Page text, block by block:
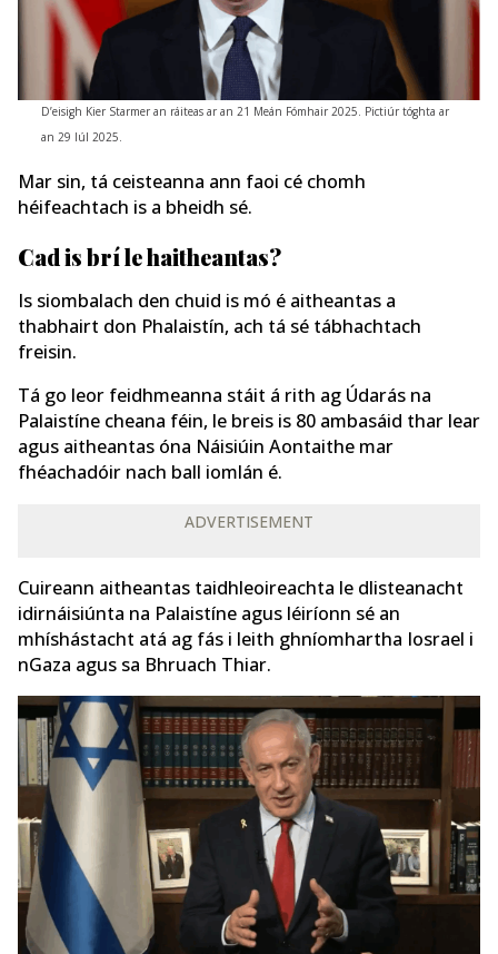
D’eisigh Kier Starmer an ráiteas ar an 21 Meán Fómhair 2025. Pictiúr tóghta ar
an 29 Iúl 2025.
Mar sin, tá ceisteanna ann faoi cé chomh
héifeachtach is a bheidh sé.
Cad is brí le haitheantas?
Is siombalach den chuid is mó é aitheantas a
thabhairt don Phalaistín, ach tá sé tábhachtach
freisin.
Tá go leor feidhmeanna stáit á rith ag Údarás na
Palaistíne cheana féin, le breis is 80 ambasáid thar lear
agus aitheantas óna Náisiúin Aontaithe mar
fhéachadóir nach ball iomlán é.
ADVERTISEMENT
Cuireann aitheantas taidhleoireachta le dlisteanacht
idirnáisiúnta na Palaistíne agus léiríonn sé an
mhíshástacht atá ag fás i leith ghníomhartha Iosrael i
nGaza agus sa Bhruach Thiar.